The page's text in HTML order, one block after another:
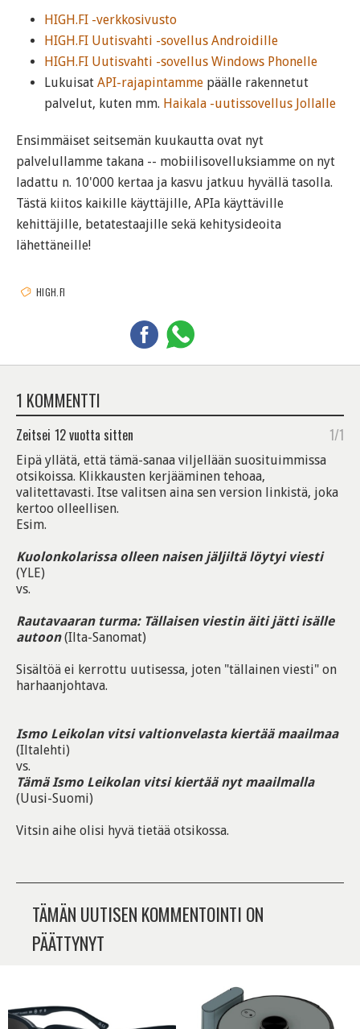
HIGH.FI -verkkosivusto
HIGH.FI Uutisvahti -sovellus Androidille
HIGH.FI Uutisvahti -sovellus Windows Phonelle
Lukuisat API-rajapintamme päälle rakennetut
palvelut, kuten mm. Haikala -uutissovellus Jollalle
Ensimmäiset seitsemän kuukautta ovat nyt
palvelullamme takana -- mobiilisovelluksiamme on nyt
ladattu n. 10'000 kertaa ja kasvu jatkuu hyvällä tasolla.
Tästä kiitos kaikille käyttäjille, APIa käyttäville
kehittäjille, betatestaajille sekä kehitysideoita
lähettäneille!
HIGH.FI
1 KOMMENTTI
Zeitsei 12 vuotta sitten 1/1
Eipä yllätä, että tämä-sanaa viljellään suosituimmissa
otsikoissa. Klikkausten kerjääminen tehoaa,
valitettavasti. Itse valitsen aina sen version linkistä, joka
kertoo olleellisen.
Esim.
Kuolonkolarissa olleen naisen jäljiltä löytyi viesti
(YLE)
vs.
Rautavaaran turma: Tällaisen viestin äiti jätti isälle
autoon(Ilta-Sanomat)
Sisältöä ei kerrottu uutisessa, joten "tällainen viesti" on
harhaanjohtava.
Ismo Leikolan vitsi valtionvelasta kiertää maailmaa
(Iltalehti)
vs.
Tämä Ismo Leikolan vitsi kiertää nyt maailmalla
(Uusi-Suomi)
Vitsin aihe olisi hyvä tietää otsikossa.
TÄMÄN UUTISEN KOMMENTOINTI ON
PÄÄTTYNYT